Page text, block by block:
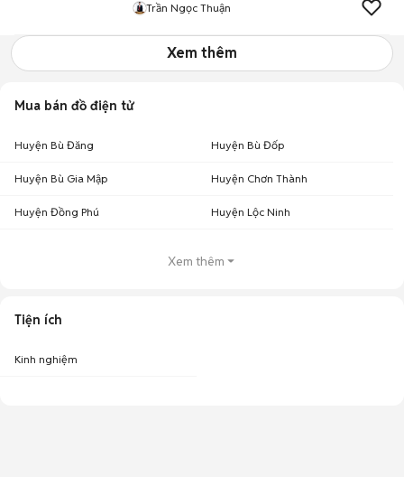
Trần Ngọc Thuận
Xem thêm
Mua bán đồ điện tử
Huyện Bù Đăng Huyện Bù Đốp
Huyện Bù Gia Mập Huyện Chơn Thành
Huyện Đồng Phú Huyện Lộc Ninh
Xem thêm
Tiện ích
Kinh nghiệm